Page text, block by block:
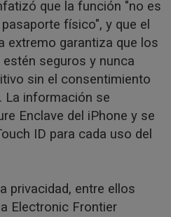
que la función "no es
físico", y que el
extremo garantiza que los
seguros y nunca
sin el consentimiento
La información se
Enclave del iPhone y se
ID para cada uso del
privacidad, entre ellos
Electronic Frontier